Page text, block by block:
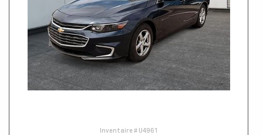
Inventaire # U4961